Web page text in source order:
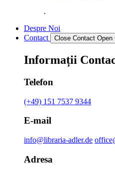
.
Despre Noi
Contact
Close Contact Open
Informații
Telefon
(+49) 151 7537 9344
E-mail
info@libraria-adler.de
Adresa